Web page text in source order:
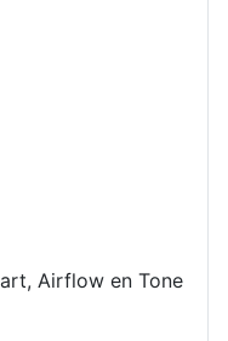
Airflow en Tone